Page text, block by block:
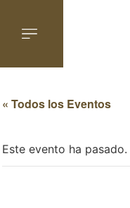
« Todos los Eventos
Este evento ha pasado.